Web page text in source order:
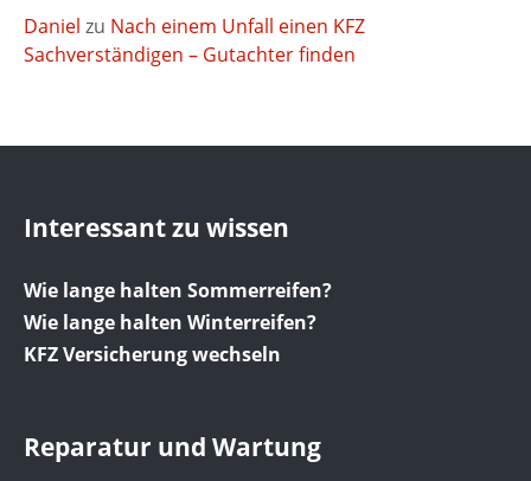
Daniel zu Nach einem Unfall einen KFZ
Sachverständigen – Gutachter finden
Interessant zu wissen
Wie lange halten Sommerreifen?
Wie lange halten Winterreifen?
KFZ Versicherung wechseln
Reparatur und Wartung